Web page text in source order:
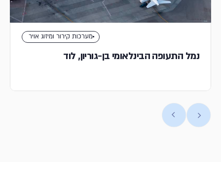
מערכות קירור ומיזוג אויר
נמל התעופה הבינלאומי בן-גוריון, לוד